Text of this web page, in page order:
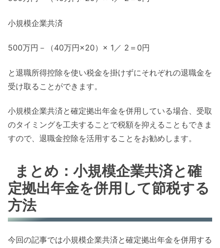
小規模企業共済
500万円－（40万円×20）× 1／ 2＝0円
と退職所得控除を使い税金を掛けずにそれぞれの退職金を
受け取ることができます。
小規模企業共済と確定拠出年金を併用している場合、受取
のタイミングを工夫することで税額を抑えることもできま
すので、退職金控除を活用することをお勧めします。
まとめ：小規模企業共済と確
定拠出年金を併用して節税する
方法
今回の記事では小規模企業共済と確定拠出年金を併用する